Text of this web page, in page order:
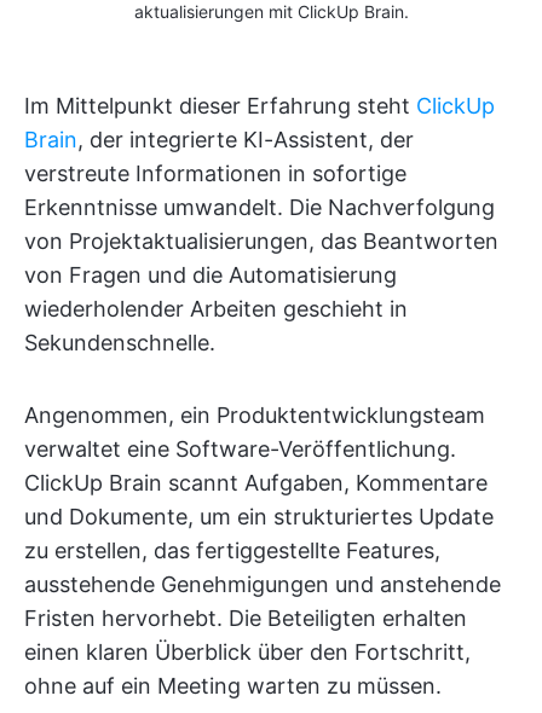
aktualisierungen mit ClickUp Brain.
Im Mittelpunkt dieser Erfahrung steht ClickUp
Brain, der integrierte KI-Assistent, der
verstreute Informationen in sofortige
Erkenntnisse umwandelt. Die Nachverfolgung
von Projektaktualisierungen, das Beantworten
von Fragen und die Automatisierung
wiederholender Arbeiten geschieht in
Sekundenschnelle.
Angenommen, ein Produktentwicklungsteam
verwaltet eine Software-Veröffentlichung.
ClickUp Brain scannt Aufgaben, Kommentare
und Dokumente, um ein strukturiertes Update
zu erstellen, das fertiggestellte Features,
ausstehende Genehmigungen und anstehende
Fristen hervorhebt. Die Beteiligten erhalten
einen klaren Überblick über den Fortschritt,
ohne auf ein Meeting warten zu müssen.